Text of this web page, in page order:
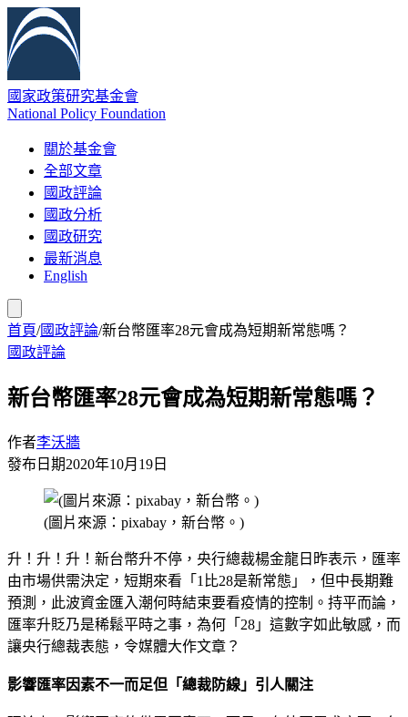
國家政策研究基金會
National Policy Foundation
關於基金會
全部文章
國政評論
國政分析
國政研究
最新消息
English
首頁/國政評論/新台幣匯率28元會成為短期新常態嗎？
國政評論
新台幣匯率28元會成為短期新常態嗎？
作者李沃牆
發布日期2020年10月19日
(圖片來源：pixabay，新台幣。)
升！升！升！新台幣升不停，央行總裁楊金龍日昨表示，匯率
由市場供需決定，短期來看「1比28是新常態」，但中長期難
預測，此波資金匯入潮何時結束要看疫情的控制。持平而論，
匯率升貶乃是稀鬆平時之事，為何「28」這數字如此敏感，而
讓央行總裁表態，令媒體大作文章？
影響匯率因素不一而足但「總裁防線」引人關注